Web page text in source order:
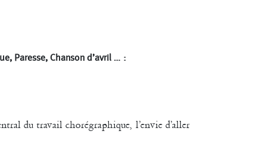
Paresse, Chanson d’avril … :
du travail chorégraphique, l’envie d’aller